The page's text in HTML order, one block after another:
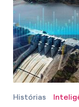
Histórias